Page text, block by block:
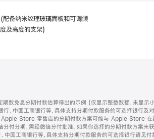
备纳米纹理玻璃面板和可调倾
及高度的支架)
期数免息分期付款估算得出的示例 (仅显示整数数额，未显
行、中国工商银行等，具体支持分期付款服务的可选择银行
Apple Store 零售店的分期付款方案可能与 Apple Store 在
分付分期，需经微信分付批准。如果你选择的分期付款方案
中国工商银行等，具体支持分期付款服务的可选择银行请见